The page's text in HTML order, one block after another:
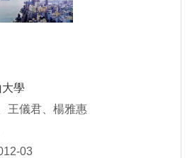
學
王儀君、楊雅惠
03